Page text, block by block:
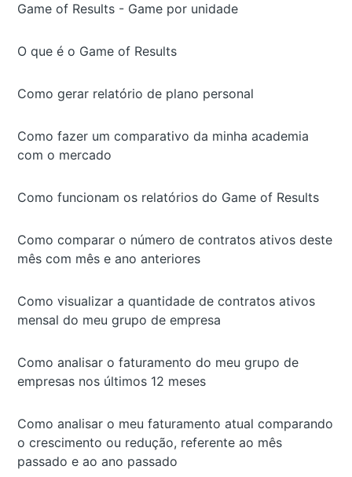
Game of Results - Game por unidade
O que é o Game of Results
Como gerar relatório de plano personal
Como fazer um comparativo da minha academia
com o mercado
Como funcionam os relatórios do Game of Results
Como comparar o número de contratos ativos deste
mês com mês e ano anteriores
Como visualizar a quantidade de contratos ativos
mensal do meu grupo de empresa
Como analisar o faturamento do meu grupo de
empresas nos últimos 12 meses
Como analisar o meu faturamento atual comparando
o crescimento ou redução, referente ao mês
passado e ao ano passado